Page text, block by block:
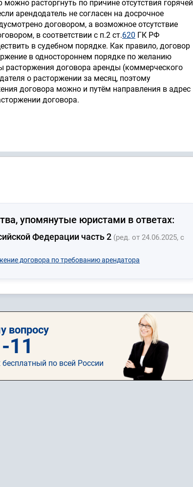
расторгнуть по причине отсутствия горячей
арендодатель не согласен на досрочное
договором, а возможное отсутствие
в соответствии с п.2 ст.620 ГК РФ
в судебном порядке. Как правило, договор
в одностороннем порядке по желанию
расторжения договора аренды (коммерческого
о расторжении за месяц, поэтому
договора можно и путём направления в адрес
договора.
упомянутые юристами в ответах:
Федерации часть 2 (ред. от 24.06.2025, с
договора по требованию арендатора
вопросу
11
по всей России